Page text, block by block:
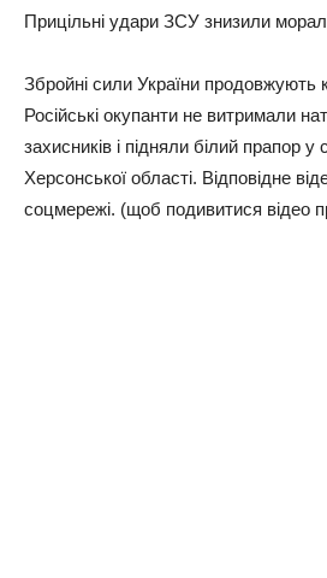
Прицільні удари ЗСУ знизили
Збройні сили України продовжують
Російські окупанти не витримали
захисників і підняли білий прапор
Херсонської області. Відповідне
соцмережі. (щоб подивитися відео